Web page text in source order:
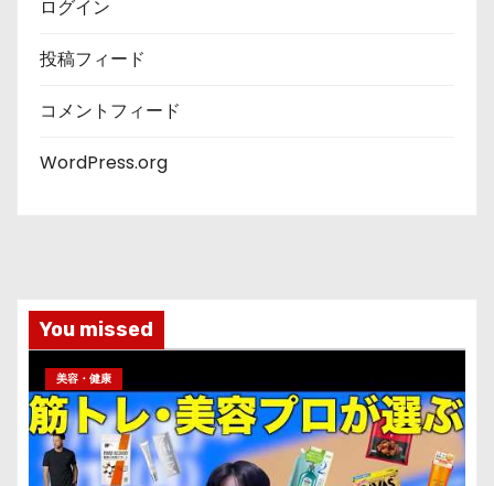
ログイン
投稿フィード
コメントフィード
WordPress.org
You missed
美容・健康